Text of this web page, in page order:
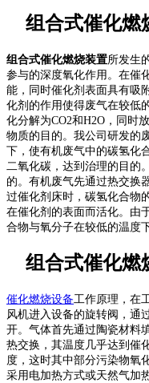
组合式催化燃
组合式催化燃烧装置所发生
参与的深度氧化作用。在催
能，同时催化剂表面具有吸
化剂的作用使得废气在较低
化分解为CO2和H2O，同时
物质的目的。 我公司研发的
下，使有机废气中的碳氢化
二氧化碳，达到治理的目的
的。有机废气先通过热交换
过催化剂床时，碳氢化合物
在催化剂的表面而活化。由
合物与氧分子在较低的温度
组合式催化燃
催化燃烧设备工作原理，在
风机进入设备的旋转阀，通
开。气体首先通过陶瓷材料
热交换，其温度几乎达到催
度，这时其中部分污染物氧
采用电加热方式或天然气加